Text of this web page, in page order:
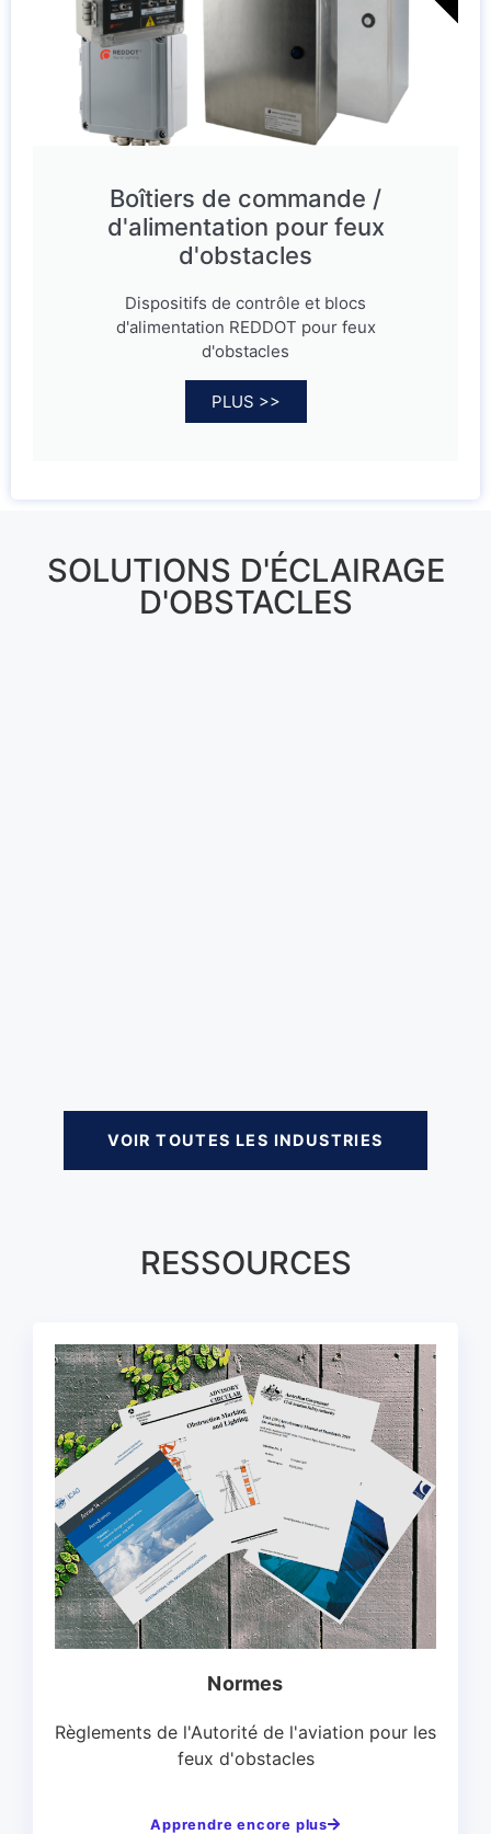
Boîtiers de commande /
d'alimentation pour feux
d'obstacles
Dispositifs de contrôle et blocs
d'alimentation REDDOT pour feux
d'obstacles
PLUS >>
SOLUTIONS D'ÉCLAIRAGE
D'OBSTACLES
VOIR TOUTES LES INDUSTRIES
RESSOURCES
Normes
Règlements de l'Autorité de l'aviation pour les
feux d'obstacles
Apprendre encore plus